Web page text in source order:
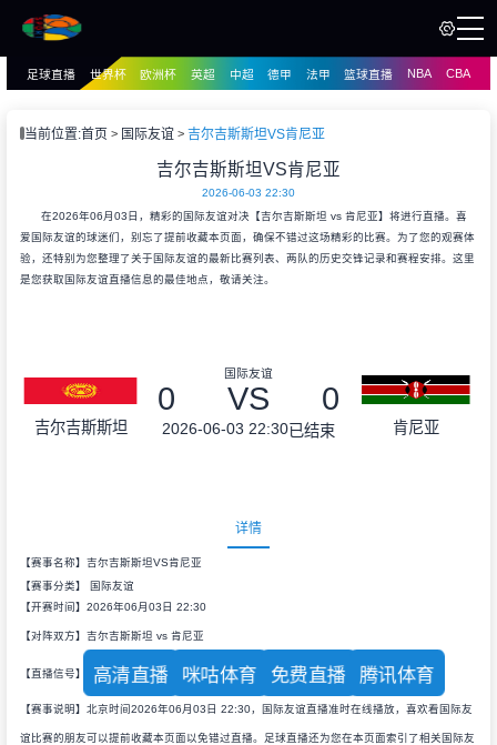
播
足球直播 世界杯 欧洲杯 英超 中超 德甲 法甲 篮球直播 NBA CBA
当前位置:首页 国际友谊 吉尔吉斯斯坦VS肯尼亚
吉尔吉斯斯坦VS肯尼亚
2026-06-03 22:30
在2026年06月03日，精彩的国际友谊对决【吉尔吉斯斯坦 vs 肯尼亚】将进行直播。喜
爱国际友谊的球迷们，别忘了提前收藏本页面，确保不错过这场精彩的比赛。为了您的观赛体
验，还特别为您整理了关于国际友谊的最新比赛列表、两队的历史交锋记录和赛程安排。这里
是您获取国际友谊直播信息的最佳地点，敬请关注。
吉尔吉斯斯坦
国际友谊
0 VS 0
2026-06-03 22:30已结束 肯尼亚
详情
【赛事名称】吉尔吉斯斯坦VS肯尼亚
【赛事分类】 国际友谊
【开赛时间】2026年06月03日 22:30
【对阵双方】吉尔吉斯斯坦 vs 肯尼亚
【直播信号】 高清直播 咪咕体育 免费直播 腾讯体育
【赛事说明】北京时间2026年06月03日 22:30，国际友谊直播准时在线播放，喜欢看国际友
谊比赛的朋友可以提前收藏本页面以免错过直播。足球直播还为您在本页面索引了相关国际友